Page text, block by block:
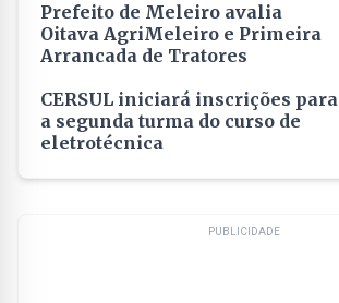
Prefeito de Meleiro avalia
Oitava AgriMeleiro e Primeira
Arrancada de Tratores
CERSUL iniciará inscrições para
a segunda turma do curso de
eletrotécnica
PUBLICIDADE